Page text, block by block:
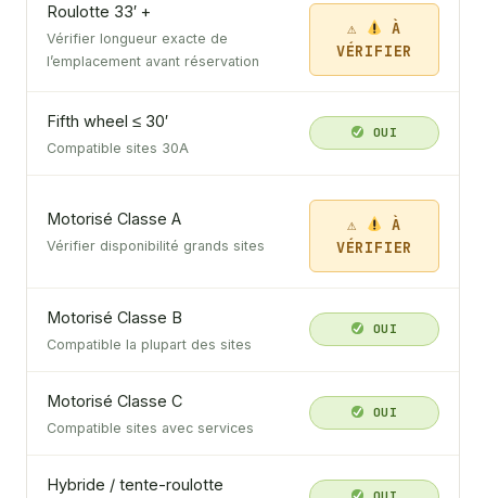
Roulotte 33′ +
Vérifier longueur exacte de
l’emplacement avant réservation
À
VÉRIFIER
Fifth wheel ≤ 30′
Compatible sites 30A
OUI
Motorisé Classe A
Vérifier disponibilité grands sites
À
VÉRIFIER
Motorisé Classe B
Compatible la plupart des sites
OUI
Motorisé Classe C
Compatible sites avec services
OUI
Hybride / tente-roulotte